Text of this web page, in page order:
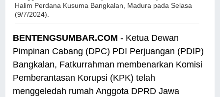
Halim Perdana Kusuma Bangkalan, Madura pada Selasa
(9/7/2024).
BENTENGSUMBAR.COM - Ketua Dewan
Pimpinan Cabang (DPC) PDI Perjuangan (PDIP)
Bangkalan, Fatkurrahman membenarkan Komisi
Pemberantasan Korupsi (KPK) telah
menggeledah rumah Anggota DPRD Jawa